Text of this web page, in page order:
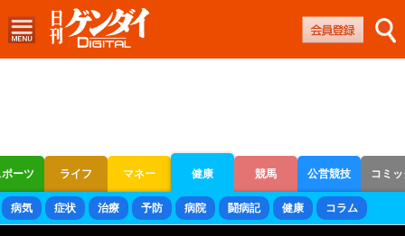
ーツ ライフ マネー 健康 競馬 公営競技 コミ
ボートレース 競輪 オートレース
病気 症状 治療 予防 病院 闘病記 健康 コラム